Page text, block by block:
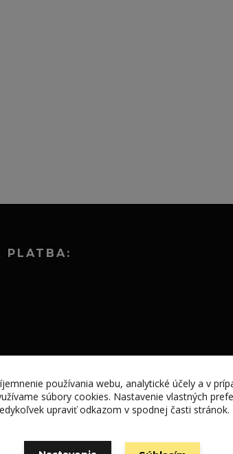
PLATBA:
používania webu, analytické účely a v
súbory cookies. Nastavenie vlastných
upraviť odkazom v spodnej časti stránok.